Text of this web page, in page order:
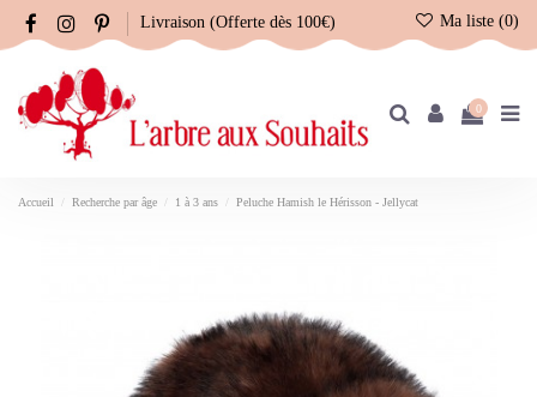
Livraison (Offerte dès 100€) Ma liste (0)
0
Accueil Recherche par âge 1 à 3 ans Peluche Hamish le Hérisson - Jellycat